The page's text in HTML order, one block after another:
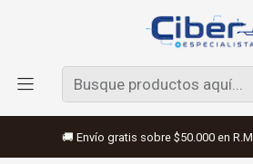
🚚 Envío gratis sobre $50.000 en R.M.